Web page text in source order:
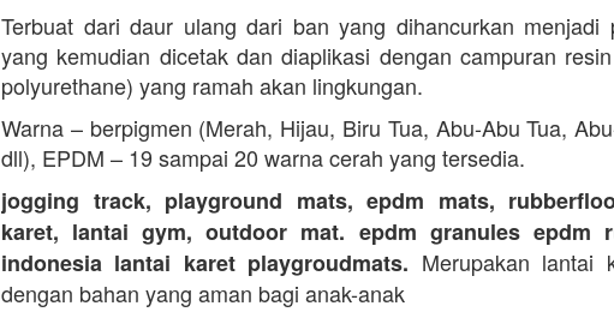
Terbuat dari daur ulang dari ban yang dihancurkan menjadi
yang kemudian dicetak dan diaplikasi dengan campuran
polyurethane) yang ramah akan lingkungan.
Warna – berpigmen (Merah, Hijau, Biru Tua, Abu-Abu Tua,
dll), EPDM – 19 sampai 20 warna cerah yang tersedia.
jogging track, playground mats, epdm mats,
karet, lantai gym, outdoor mat. epdm granules epdm
indonesia lantai karet playgroudmats. Merupakan lantai
dengan bahan yang aman bagi anak-anak